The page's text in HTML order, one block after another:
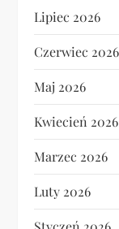
Lipiec 2026
Czerwiec 2026
Maj 2026
Kwiecień 2026
Marzec 2026
Luty 2026